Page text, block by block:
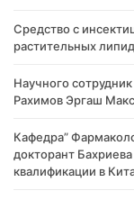
Cредство с
растительных
Научного
Рахимов Эргаш
Кафедра”
докторант
квалификации в